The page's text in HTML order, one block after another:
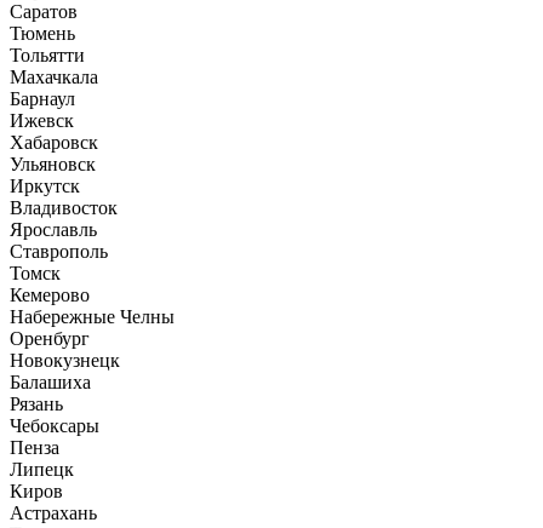
Саратов
Тюмень
Тольятти
Махачкала
Барнаул
Ижевск
Хабаровск
Ульяновск
Иркутск
Владивосток
Ярославль
Ставрополь
Томск
Кемерово
Набережные Челны
Оренбург
Новокузнецк
Балашиха
Рязань
Чебоксары
Пенза
Липецк
Киров
Астрахань